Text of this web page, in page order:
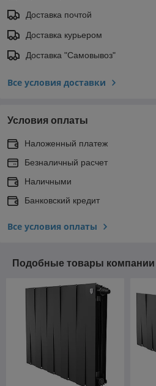
Доставка почтой
Доставка курьером
Доставка "Самовывоз"
Все условия доставки
Условия оплаты
Наложенный платеж
Безналичный расчет
Наличными
Банковский кредит
Все условия оплаты
Подобные товары компании